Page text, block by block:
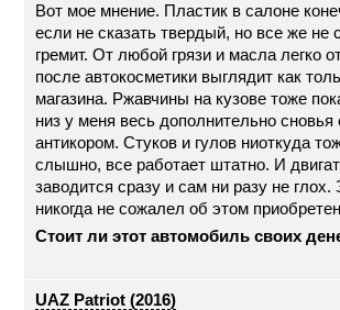
Вот мое мнение. Пластик в салоне
если не сказать твердый, но все же не
гремит. От любой грязи и масла легко
после автокосметики выглядит как
магазина. Ржавчины на кузове тоже
низ у меня весь дополнительно сновья
антикором. Стуков и гулов ниоткуда
слышно, все работает штатно. И
заводится сразу и сам ни разу не глох.
никогда не сожалел об этом
Стоит ли этот автомобиль своих
UAZ Patriot (2016)